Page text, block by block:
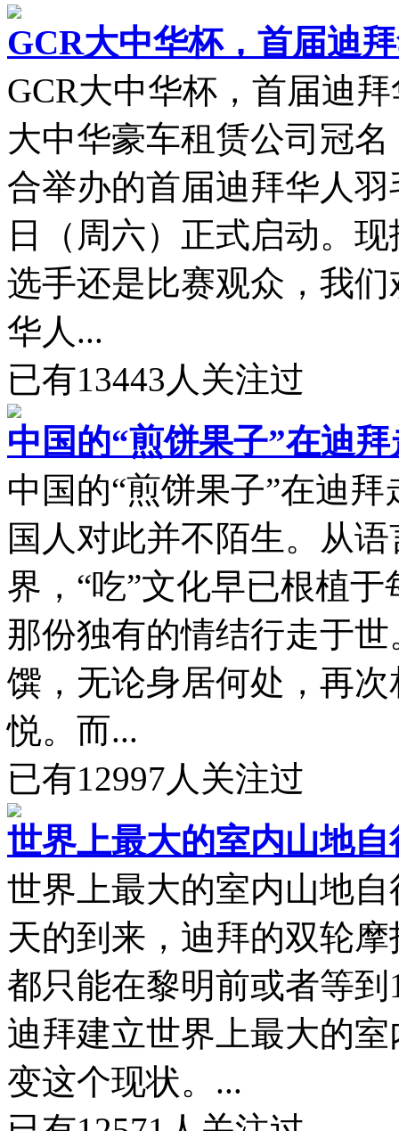
GCR大中华杯，首届迪
GCR大中华杯，首届迪
大中华豪车租赁公司冠
合举办的首届迪拜华人
日（周六）正式启动。
选手还是比赛观众，我
华人...
已有13443 人关注过
中国的“煎饼果子”在迪
中国的“煎饼果子”在迪
国人对此并不陌生。从
界，“吃”文化早已根植
那份独有的情结行走于
馔，无论身居何处，再
悦。而...
已有12997人关注过
世界上最大的室内山地
世界上最大的室内山地
天的到来，迪拜的双轮
都只能在黎明前或者等
迪拜建立世界上最大的
变这个现状。...